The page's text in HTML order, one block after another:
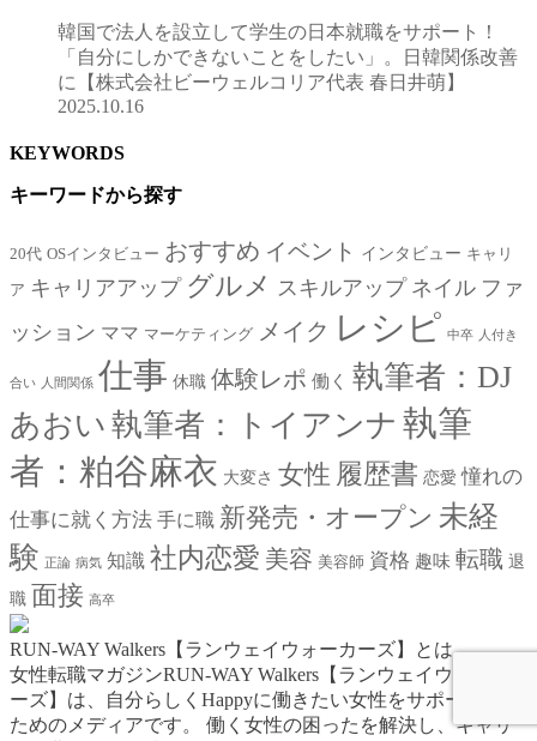
韓国で法人を設立して学生の日本就職をサポート！
「自分にしかできないことをしたい」。日韓関係改善
に【株式会社ビーウェルコリア代表 春日井萌】
2025.10.16
KEYWORDS
キーワードから探す
20代 OSインタビュー おすすめ イベント インタビュー キャリ
ア キャリアアップ グルメ スキルアップ ネイル ファ
ッション ママ マーケティング メイク レシピ 中卒 人付き
合い 人間関係 仕事 休職 体験レポ 働く 執筆者：DJ
あおい 執筆者：トイアンナ 執筆
者：粕谷麻衣 大変さ 女性 履歴書 恋愛 憧れの
仕事に就く方法 手に職 新発売・オープン 未経
験 正論 病気 知識 社内恋愛 美容 美容師 資格 趣味 転職 退
職 面接 高卒
RUN-WAY Walkers【ランウェイウォーカーズ】とは
女性転職マガジンRUN-WAY Walkers【ランウェイウォーカ
ーズ】は、自分らしくHappyに働きたい女性をサポートする
ためのメディアです。
働く女性の困ったを解決し、キャリ